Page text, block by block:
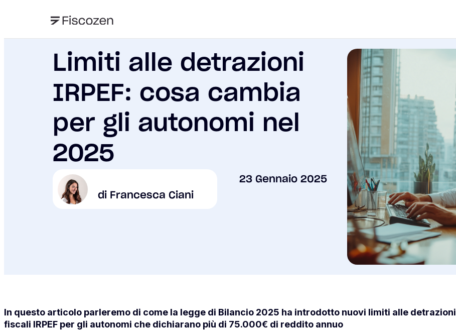
Limiti alle detrazioni
IRPEF: cosa cambia
per gli autonomi nel
2025
di Francesca Ciani
23 Gennaio 2025
In questo articolo parleremo di come la legge di Bilancio 2025 ha introdotto nuovi limiti alle detrazioni
fiscali IRPEF per gli autonomi che dichiarano più di 75.000€ di reddito annuo